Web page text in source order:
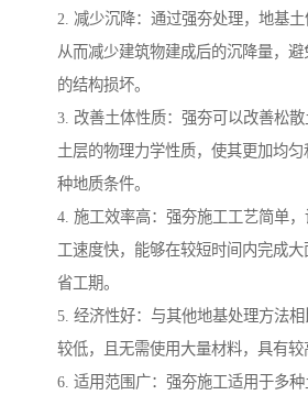
2. 减少沉降：通过强夯处理，地基土
从而减少建筑物建成后的沉降量，
的结构损坏。
3. 改善土体性质：强夯可以改善松
土层的物理力学性质，使其更加均
种地质条件。
4. 施工效率高：强夯施工工艺简单
工速度快，能够在较短时间内完成
省工期。
5. 经济性好：与其他地基处理方法
较低，且无需使用大量材料，具有较
6. 适用范围广：强夯施工适用于多